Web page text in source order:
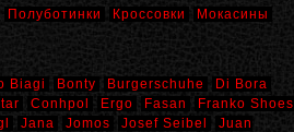
Полуботинки Кроссовки
Мокасины
Biagi Bonty Burgerschuhe
Di Bora
Conhpol Ergo Fasan
Franko Shoes
Jana Jomos Josef Seibel
Juan